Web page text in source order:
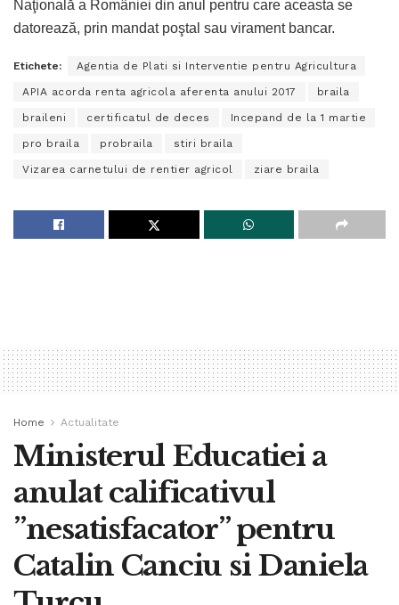
Naţională a României din anul pentru care aceasta se
datorează, prin mandat poştal sau virament bancar.
Etichete: Agentia de Plati si Interventie pentru Agricultura
APIA acorda renta agricola aferenta anului 2017 braila
braileni certificatul de deces Incepand de la 1 martie
pro braila probraila stiri braila
Vizarea carnetului de rentier agricol ziare braila
Home Actualitate
Ministerul Educatiei a
anulat calificativul
”nesatisfacator” pentru
Catalin Canciu si Daniela